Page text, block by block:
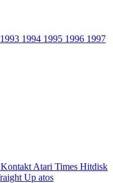
1993 1994 1995 1996 1997
Atari Times Hitdisk
Up atos